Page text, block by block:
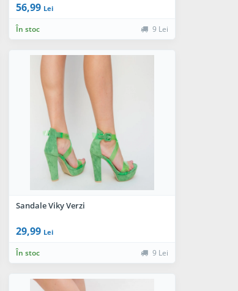
56,99 Lei
În stoc 9 Lei
Sandale Viky Verzi
29,99 Lei
În stoc 9 Lei